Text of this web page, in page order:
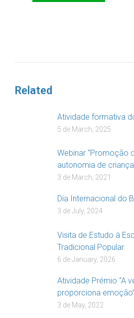
Related
Atividade formativa
5 de March, 2025
Webinar “Promoção
autonomia de
3 de March, 2021
Dia Internacional do
3 de July, 2024
Visita de Estudo à
Tradicional Popular
6 de January, 2026
Atividade Prémio “A
proporciona emoção”
3 de May, 2022